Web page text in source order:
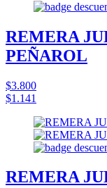
REMERA
PEÑAROL
$3.800
$1.141
REMERA